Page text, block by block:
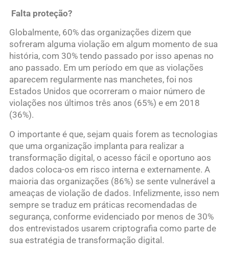
Falta proteção?
Globalmente, 60% das organizações dizem que
sofreram alguma violação em algum momento de sua
história, com 30% tendo passado por isso apenas no
ano passado. Em um período em que as violações
aparecem regularmente nas manchetes, foi nos
Estados Unidos que ocorreram o maior número de
violações nos últimos três anos (65%) e em 2018
(36%).
O importante é que, sejam quais forem as tecnologias
que uma organização implanta para realizar a
transformação digital, o acesso fácil e oportuno aos
dados coloca-os em risco interna e externamente. A
maioria das organizações (86%) se sente vulnerável a
ameaças de violação de dados. Infelizmente, isso nem
sempre se traduz em práticas recomendadas de
segurança, conforme evidenciado por menos de 30%
dos entrevistados usarem criptografia como parte de
sua estratégia de transformação digital.